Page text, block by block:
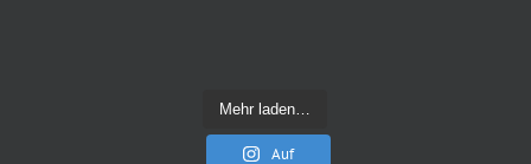
Mehr laden…
Auf